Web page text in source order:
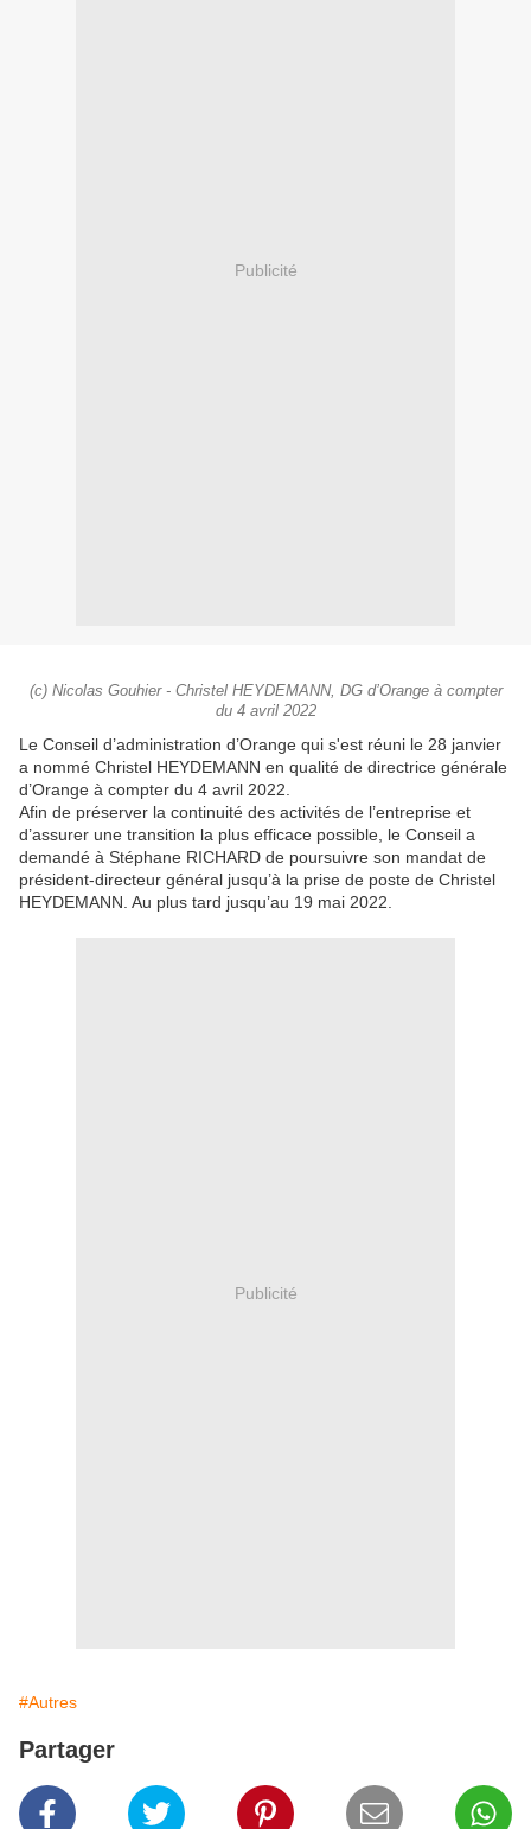
Publicité
(c) Nicolas Gouhier - Christel HEYDEMANN, DG d’Orange à compter
du 4 avril 2022
Le Conseil d’administration d’Orange qui s'est réuni le 28 janvier
a nommé Christel HEYDEMANN en qualité de directrice générale
d’Orange à compter du 4 avril 2022.
Afin de préserver la continuité des activités de l’entreprise et
d’assurer une transition la plus efficace possible, le Conseil a
demandé à Stéphane RICHARD de poursuivre son mandat de
président-directeur général jusqu’à la prise de poste de Christel
HEYDEMANN. Au plus tard jusqu’au 19 mai 2022.
Publicité
#Autres
Partager